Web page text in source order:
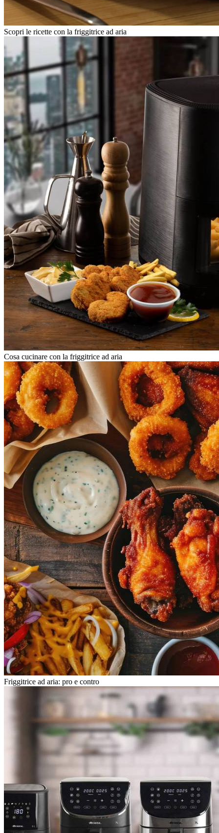
Scopri le ricette con la friggitrice ad aria
Cosa cucinare con la friggitrice ad aria
Friggitrice ad aria: pro e contro